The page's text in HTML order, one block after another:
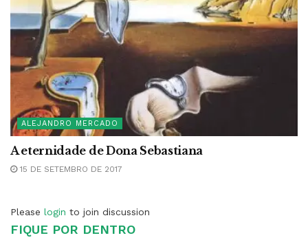
ALEJANDRO MERCADO
A eternidade de Dona Sebastiana
15 DE SETEMBRO DE 2017
Please login to join discussion
FIQUE POR DENTRO